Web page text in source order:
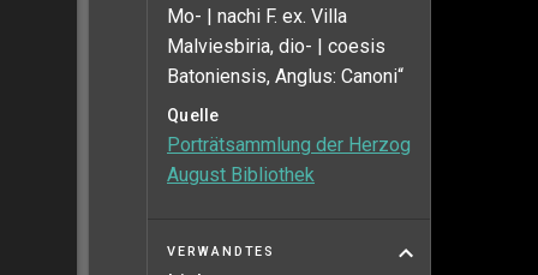
Mo- | nachi F. ex. Villa
Malviesbiria, dio- | coesis
Batoniensis, Anglus: Canoni“
Quelle
Porträtsammlung der Herzog
August Bibliothek
VERWANDTES